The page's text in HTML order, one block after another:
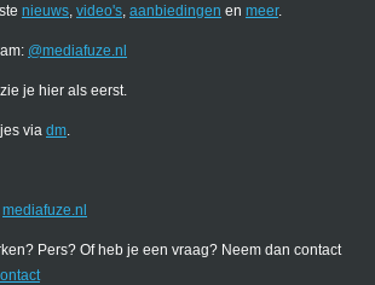
nieuws video's aanbiedingen en meer.
@mediafuze.nl
je hier als eerst.
via dm
mediafuze.nl
Pers? Of heb je een vraag? Neem dan contact